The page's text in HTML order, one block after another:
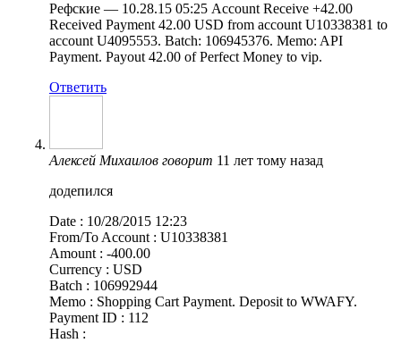
Рефские — 10.28.15 05:25 Account Receive +42.00
Received Payment 42.00 USD from account U10338381 to
account U4095553. Batch: 106945376. Memo: API
Payment. Payout 42.00 of Perfect Money to vip.
Ответить
Алексей Михаилов говорит 11 лет тому назад
додепился
Date : 10/28/2015 12:23
From/To Account : U10338381
Amount : -400.00
Currency : USD
Batch : 106992944
Memo : Shopping Cart Payment. Deposit to WWAFY.
Payment ID : 112
Hash :